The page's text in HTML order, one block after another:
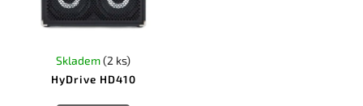
HyDrive HD410
Skladem(2 ks)